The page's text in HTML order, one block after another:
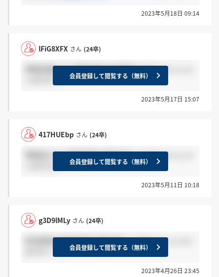
2023年5月18日 09:14
lFiG8XFX さん (24卒)
事務系職の方で最終選考の結果来た方はいらっしゃ
会員登録して閲覧する（無料）
2023年5月17日 15:07
417HUEbp さん (24卒)
事務系の方で最終面接の案内来ている方いらっしゃ
会員登録して閲覧する（無料）
2023年5月11日 10:18
g3D9lMLy さん (24卒)
研究開発の最終面接の案内来ている方いらっしゃい
会員登録して閲覧する（無料）
2023年4月26日 23:45